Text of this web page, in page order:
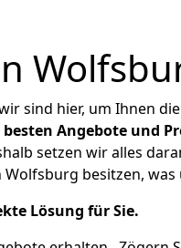
sind hier, um Ihnen die
besten Angebote und
setzen wir alles
besitzen,
Lösung für Sie.